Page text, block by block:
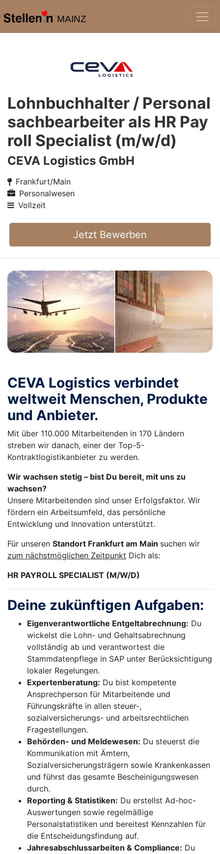
MAINZ
Lohnbuchhalter / Personal
sachbearbeiter als HR Pay
roll Specialist (m/w/d)
CEVA Logistics GmbH
Frankfurt/Main
Personalwesen
Vollzeit
Jetzt Bewerben
CEVA Logistics verbindet
weltweit Menschen, Produkte
und Anbieter.
Mit über 110.000 Mitarbeitenden in 170 Ländern
streben wir danach, einer der Top-5-
Kontraktlogistikanbieter zu werden.
Wir wachsen stetig – bist Du bereit, mit uns zu
wachsen?
Unsere Mitarbeitenden sind unser Erfolgsfaktor. Wir
fördern ein Arbeitsumfeld, das persönliche
Entwicklung und Innovation unterstützt.
Für unseren Standort Frankfurt am Main suchen wir
zum nächstmöglichen Zeitpunkt Dich als:
HR PAYROLL SPECIALIST (M/W/D)
Deine zukünftigen Aufgaben:
Eigenverantwortliche Entgeltabrechnung: Du
wickelst die Lohn- und Gehaltsabrechnung
vollständig ab und verantwortest die
Stammdatenpflege in SAP unter Berücksichtigung
lokaler Regelungen.
Expertenberatung: Du bist kompetente
Ansprechperson für Mitarbeitende und
Führungskräfte in allen steuer-,
sozialversicherungs- und arbeitsrechtlichen
Fragestellungen.
Behörden- und Meldewesen: Du steuerst die
Kommunikation mit Ämtern,
Sozialversicherungsträgern sowie Krankenkassen
und führst das gesamte Bescheinigungswesen
durch.
Reporting & Statistiken: Du erstellst Ad-hoc-
Auswertungen sowie regelmäßige
Personalstatistiken und bereitest Kennzahlen für
die Entscheidungsfindung auf.
Jahresabschlussarbeiten & Compliance: Du